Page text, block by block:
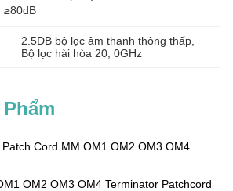
≥80dB
2.5DB bộ lọc âm thanh thông thấp
Bộ lọc hài hòa 20 , 0GHz
Cord MM OM1 OM2 OM3 OM4
OM2 OM3 OM4 Terminator Patchcord